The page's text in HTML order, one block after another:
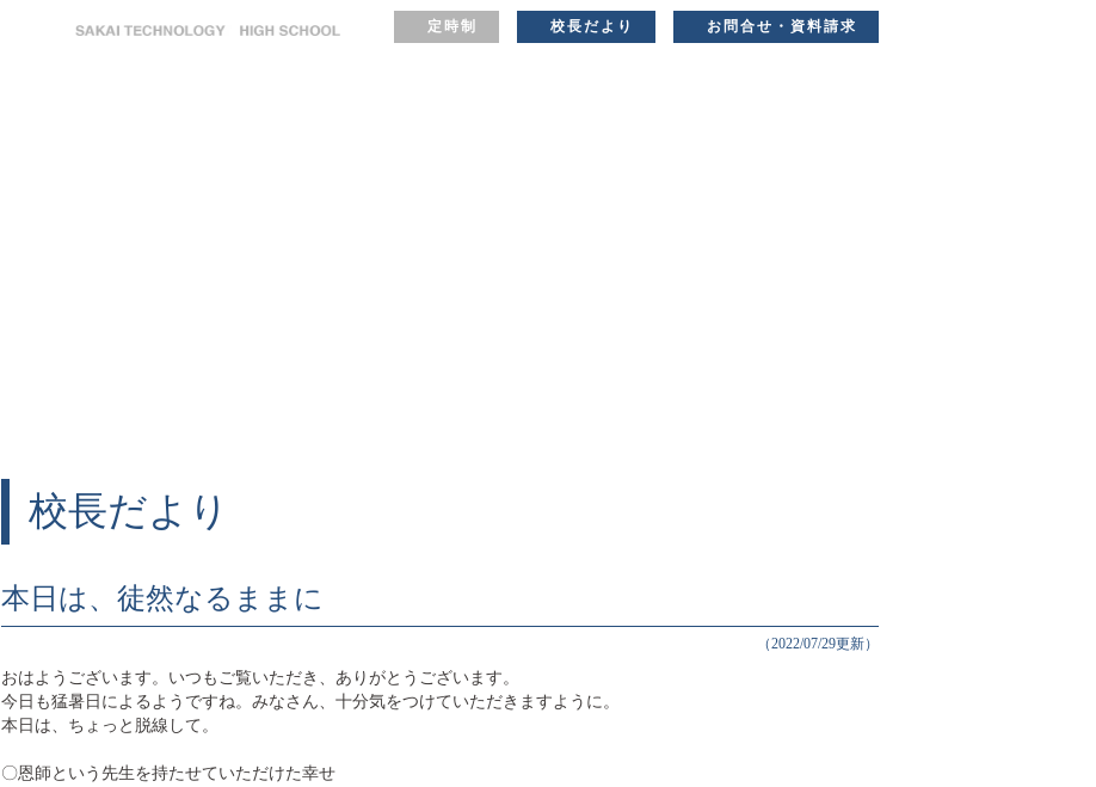
定時制 校長だより お問合せ・資料請求
校長だより
本日は、徒然なるままに
（2022/07/29更新）
おはようございます。いつもご覧いただき、ありがとうございます。
今日も猛暑日によるようですね。みなさん、十分気をつけていただきますように。
本日は、ちょっと脱線して。
〇恩師という先生を持たせていただけた幸せ